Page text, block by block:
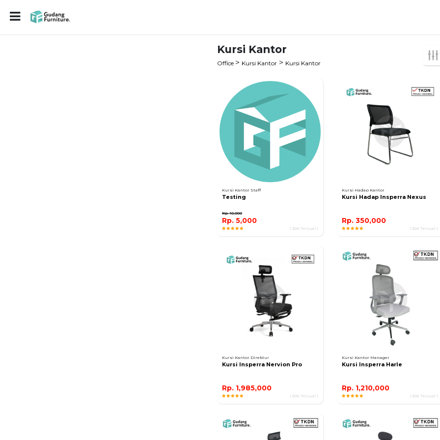
Kursi Kantor
Office > Kursi Kantor > Kursi Kantor
Kursi Kantor Staff
Testing
Rp. 10,000
Rp. 5,000
( 20K Terjual )
Kursi Hadap Kantor
Kursi Hadap Insperra Nexus
Rp. 350,000
( 20K Terjual )
Kursi Kantor Direktur
Kursi Insperra Nervion Pro
Rp. 1,985,000
( 20K Terjual )
Kursi Kantor Manager
Kursi Insperra Harle
Rp. 1,210,000
( 20K Terjual )